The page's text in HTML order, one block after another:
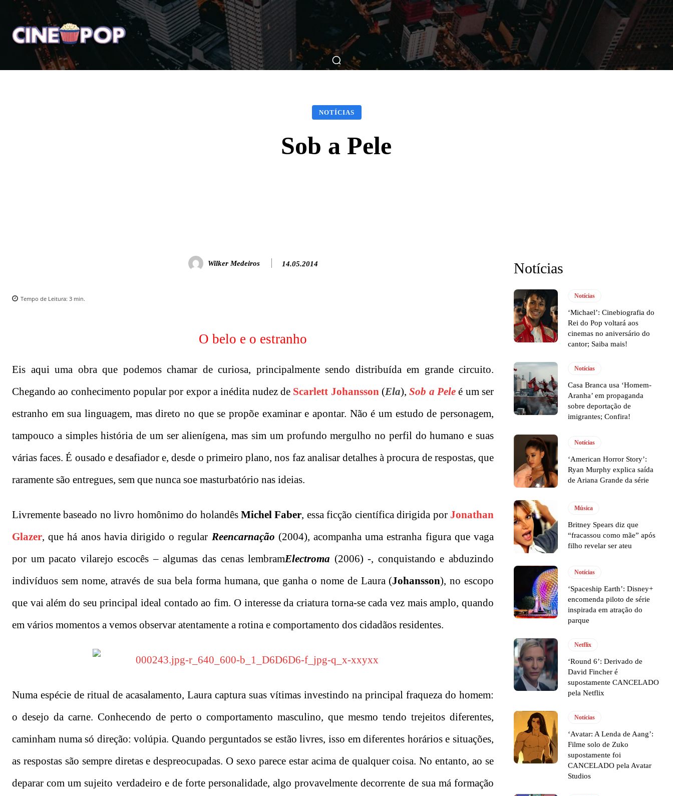
Home Notícias Críticas Breve Nos Cinemas Matérias Nos Cinemas Filmes Séries Música Gênero
NOTÍCIAS
Sob a Pele
Wilker Medeiros 14.05.2014
Tempo de Leitura: 3 min.
O belo e o estranho
Eis aqui uma obra que podemos chamar de curiosa, principalmente sendo distribuída em grande circuito.
Chegando ao conhecimento popular por expor a inédita nudez de Scarlett Johansson(Ela), Sob a Pele é um ser
estranho em sua linguagem, mas direto no que se propõe examinar e apontar. Não é um estudo de personagem,
tampouco a simples história de um ser alienígena, mas sim um profundo mergulho no perfil do humano e suas
várias faces. É ousado e desafiador e, desde o primeiro plano, nos faz analisar detalhes à procura de respostas, que
raramente são entregues, sem que nunca soe masturbatório nas ideias.
Livremente baseado no livro homônimo do holandês Michel Faber, essa ficção científica dirigida por Jonathan
Glazer, que há anos havia dirigido o regular Reencarnação (2004), acompanha uma estranha figura que vaga
por um pacato vilarejo escocês – algumas das cenas lembramElectroma (2006) -, conquistando e abduzindo
indivíduos sem nome, através de sua bela forma humana, que ganha o nome de Laura (Johansson), no escopo
que vai além do seu principal ideal contado ao fim. O interesse da criatura torna-se cada vez mais amplo, quando
em vários momentos a vemos observar atentamente a rotina e comportamento dos cidadãos residentes.
Numa espécie de ritual de acasalamento, Laura captura suas vítimas investindo na principal fraqueza do homem:
o desejo da carne. Conhecendo de perto o comportamento masculino, que mesmo tendo trejeitos diferentes,
caminham numa só direção: volúpia. Quando perguntados se estão livres, isso em diferentes horários e situações,
as respostas são sempre diretas e despreocupadas. O sexo parece estar acima de qualquer coisa. No entanto, ao se
deparar com um sujeito verdadeiro e de forte personalidade, algo provavelmente decorrente de sua má formação
Notícias
Notícias
‘Michael’: Cinebiografia do
Rei do Pop voltará aos
cinemas no aniversário do
cantor; Saiba mais!
Notícias
Casa Branca usa ‘Homem-
Aranha’ em propaganda
sobre deportação de
imigrantes; Confira!
Notícias
‘American Horror Story’:
Ryan Murphy explica saída
de Ariana Grande da série
Música
Britney Spears diz que
“fracassou como mãe” após
filho revelar ser ateu
Notícias
‘Spaceship Earth’: Disney+
encomenda piloto de série
inspirada em atração do
parque
Netflix
‘Round 6’: Derivado de
David Fincher é
supostamente CANCELADO
pela Netflix
Notícias
‘Avatar: A Lenda de Aang’:
Filme solo de Zuko
supostamente foi
CANCELADO pela Avatar
Studios